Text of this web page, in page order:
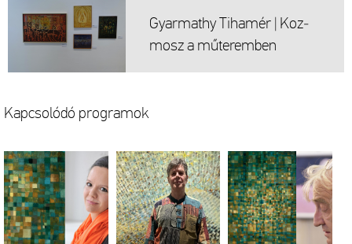
Gyar­ma­thy Ti­ha­mér | Koz­
mosz a mű­te­rem­ben
Kap­cso­ló­dó prog­ra­mok